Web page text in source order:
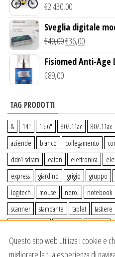
€2.430,00
Sveglia digitale
Wireless Qi
€40,00€36,00
Fisiomed Anti-Age
€89,00
TAG PRODOTTI
& 14″ 15.6″ 802.11ac 802.11ax
aziende
bianco collegamento
ddr4-sdram
eaton elettronica
express
giardino grigio gruppo
logitech
mouse nero, notebook
scanner
stampante tablet tastiere
Questo sito web utilizza i cookie e
migliorare la tua esperienza di